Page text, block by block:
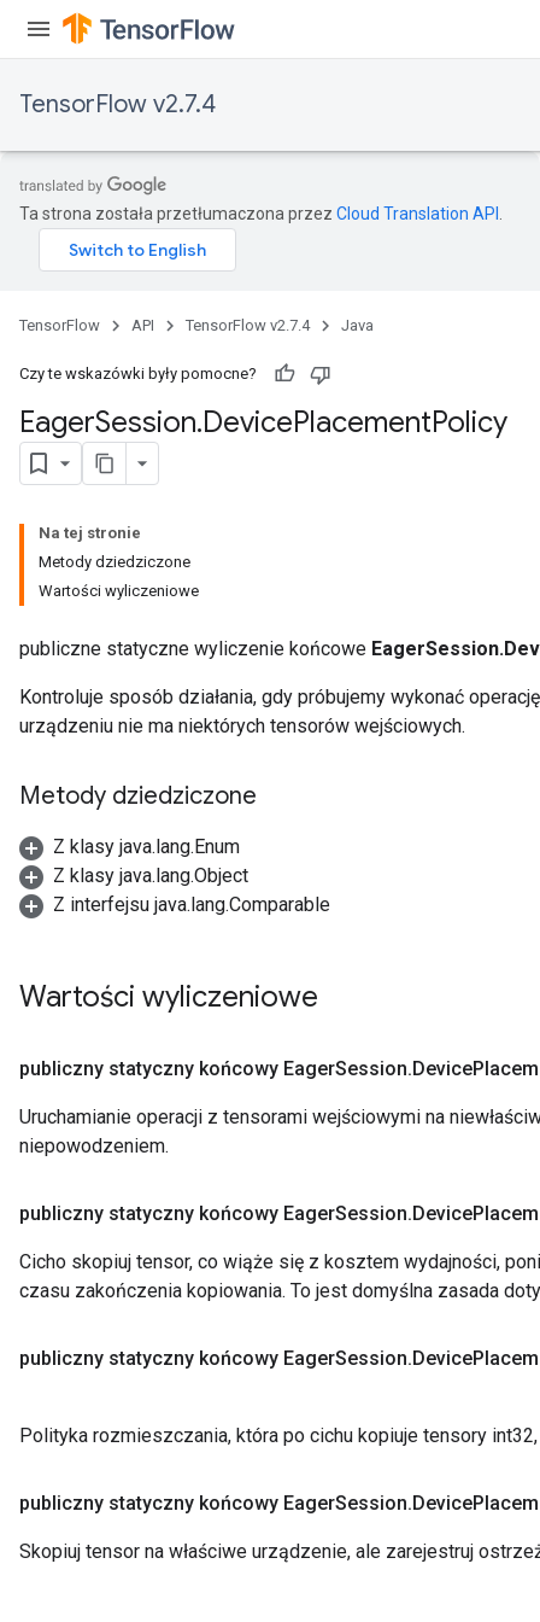
TensorFlow v2.7.4
Ta strona została przetłumaczona przez Cloud Translation API
TensorFlow API TensorFlow v2.7.4 Java
Czy te wskazówki były pomocne?
EagerSession.DevicePlacementPolicy
Na tej stronie
Metody dziedziczone
Wartości wyliczeniowe
publiczne statyczne wyliczenie końcowe
Kontroluje sposób działania, gdy próbujemy wykonać
urządzeniu nie ma niektórych tensorów wejściowych.
Metody dziedziczone
Z klasy java.lang.Enum
Z klasy java.lang.Object
Z interfejsu java.lang.Comparable
Wartości wyliczeniowe
publiczny statyczny końcowy EagerSession.Device
Uruchamianie operacji z tensorami wejściowymi na
niepowodzeniem.
publiczny statyczny końcowy EagerSession.Device
Cicho skopiuj tensor, co wiąże się z kosztem wydajności,
czasu zakończenia kopiowania. To jest domyślna zasada
publiczny statyczny końcowy EagerSession.Device
Polityka rozmieszczania, która po cichu kopiuje tensory
publiczny statyczny końcowy EagerSession.Device
Skopiuj tensor na właściwe urządzenie, ale zarejestruj